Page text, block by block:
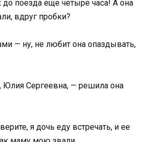
до поезда еще четыре часа! А она
вдруг пробки?
— ну, не любит она опаздывать,
Сергеевна, — решила она
я дочь еду встречать, и ее